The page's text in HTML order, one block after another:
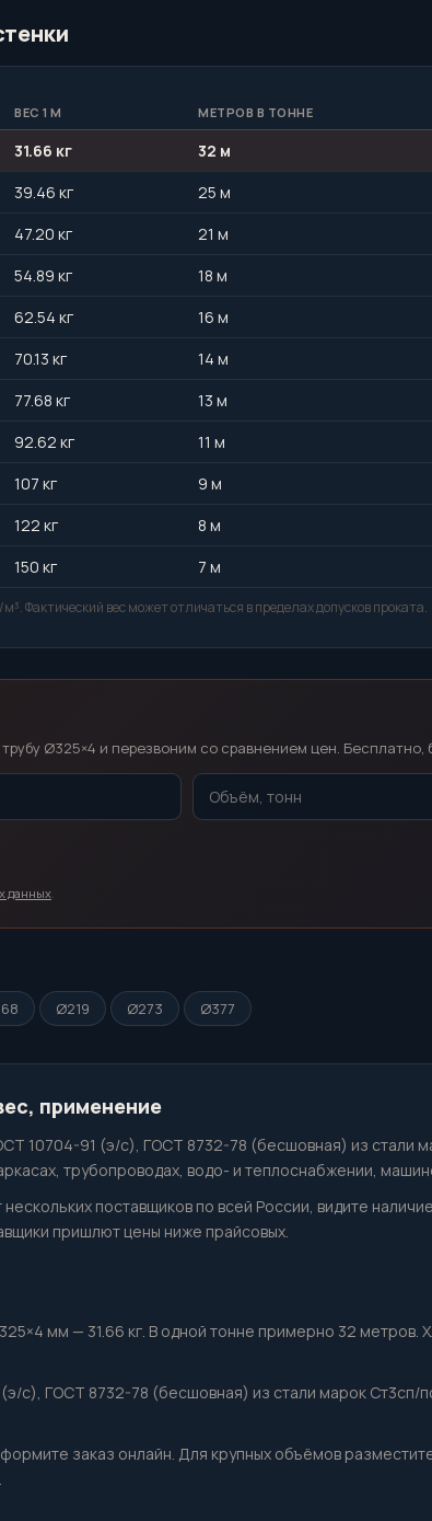
ВЕС 1 М МЕТРОВ В ТОННЕ
31.66 кг
32 м
39.46 кг
25 м
47.20 кг
21 м
54.89 кг
18 м
62.54 кг
16 м
70.13 кг
14 м
77.68 кг
13 м
92.62 кг
11 м
107 кг
9 м
122 кг
8 м
150 кг 7 м
Фактический вес может отличаться в пределах допусков проката.
Ø325×4 и перезвоним со сравнением цен. Бесплатно,
данных.
Ø219 Ø273 Ø377
применение
10704-91 (э/с), ГОСТ 8732-78 (бесшовная) из стали
трубопроводах, водо- и теплоснабжении,
поставщиков по всей России, видите
пришлют цены ниже прайсовых.
мм — 31.66 кг. В одной тонне примерно 32 метров.
с), ГОСТ 8732-78 (бесшовная) из стали марок Ст3сп/
заказ онлайн. Для крупных объёмов